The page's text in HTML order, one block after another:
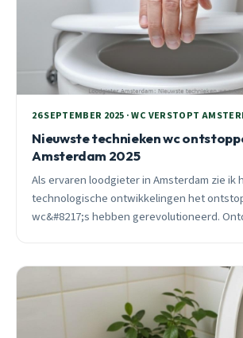
26 SEPTEMBER 2025 · WC VERSTOPT
Nieuwste technieken wc
Amsterdam 2025
Als ervaren loodgieter in Amsterdam zie ik
technologische ontwikkelingen het
wc&#8217;s hebben gerevolutioneerd.